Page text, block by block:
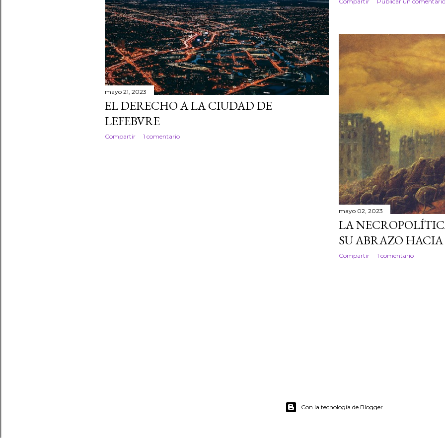
mayo 21, 2023
EL DERECHO A LA CIUDAD DE
LEFEBVRE
Compartir 1 comentario
mayo 02, 2023
LA
SU ABRAZO
Compartir 1 comentario
Con la tecnología de Blogger